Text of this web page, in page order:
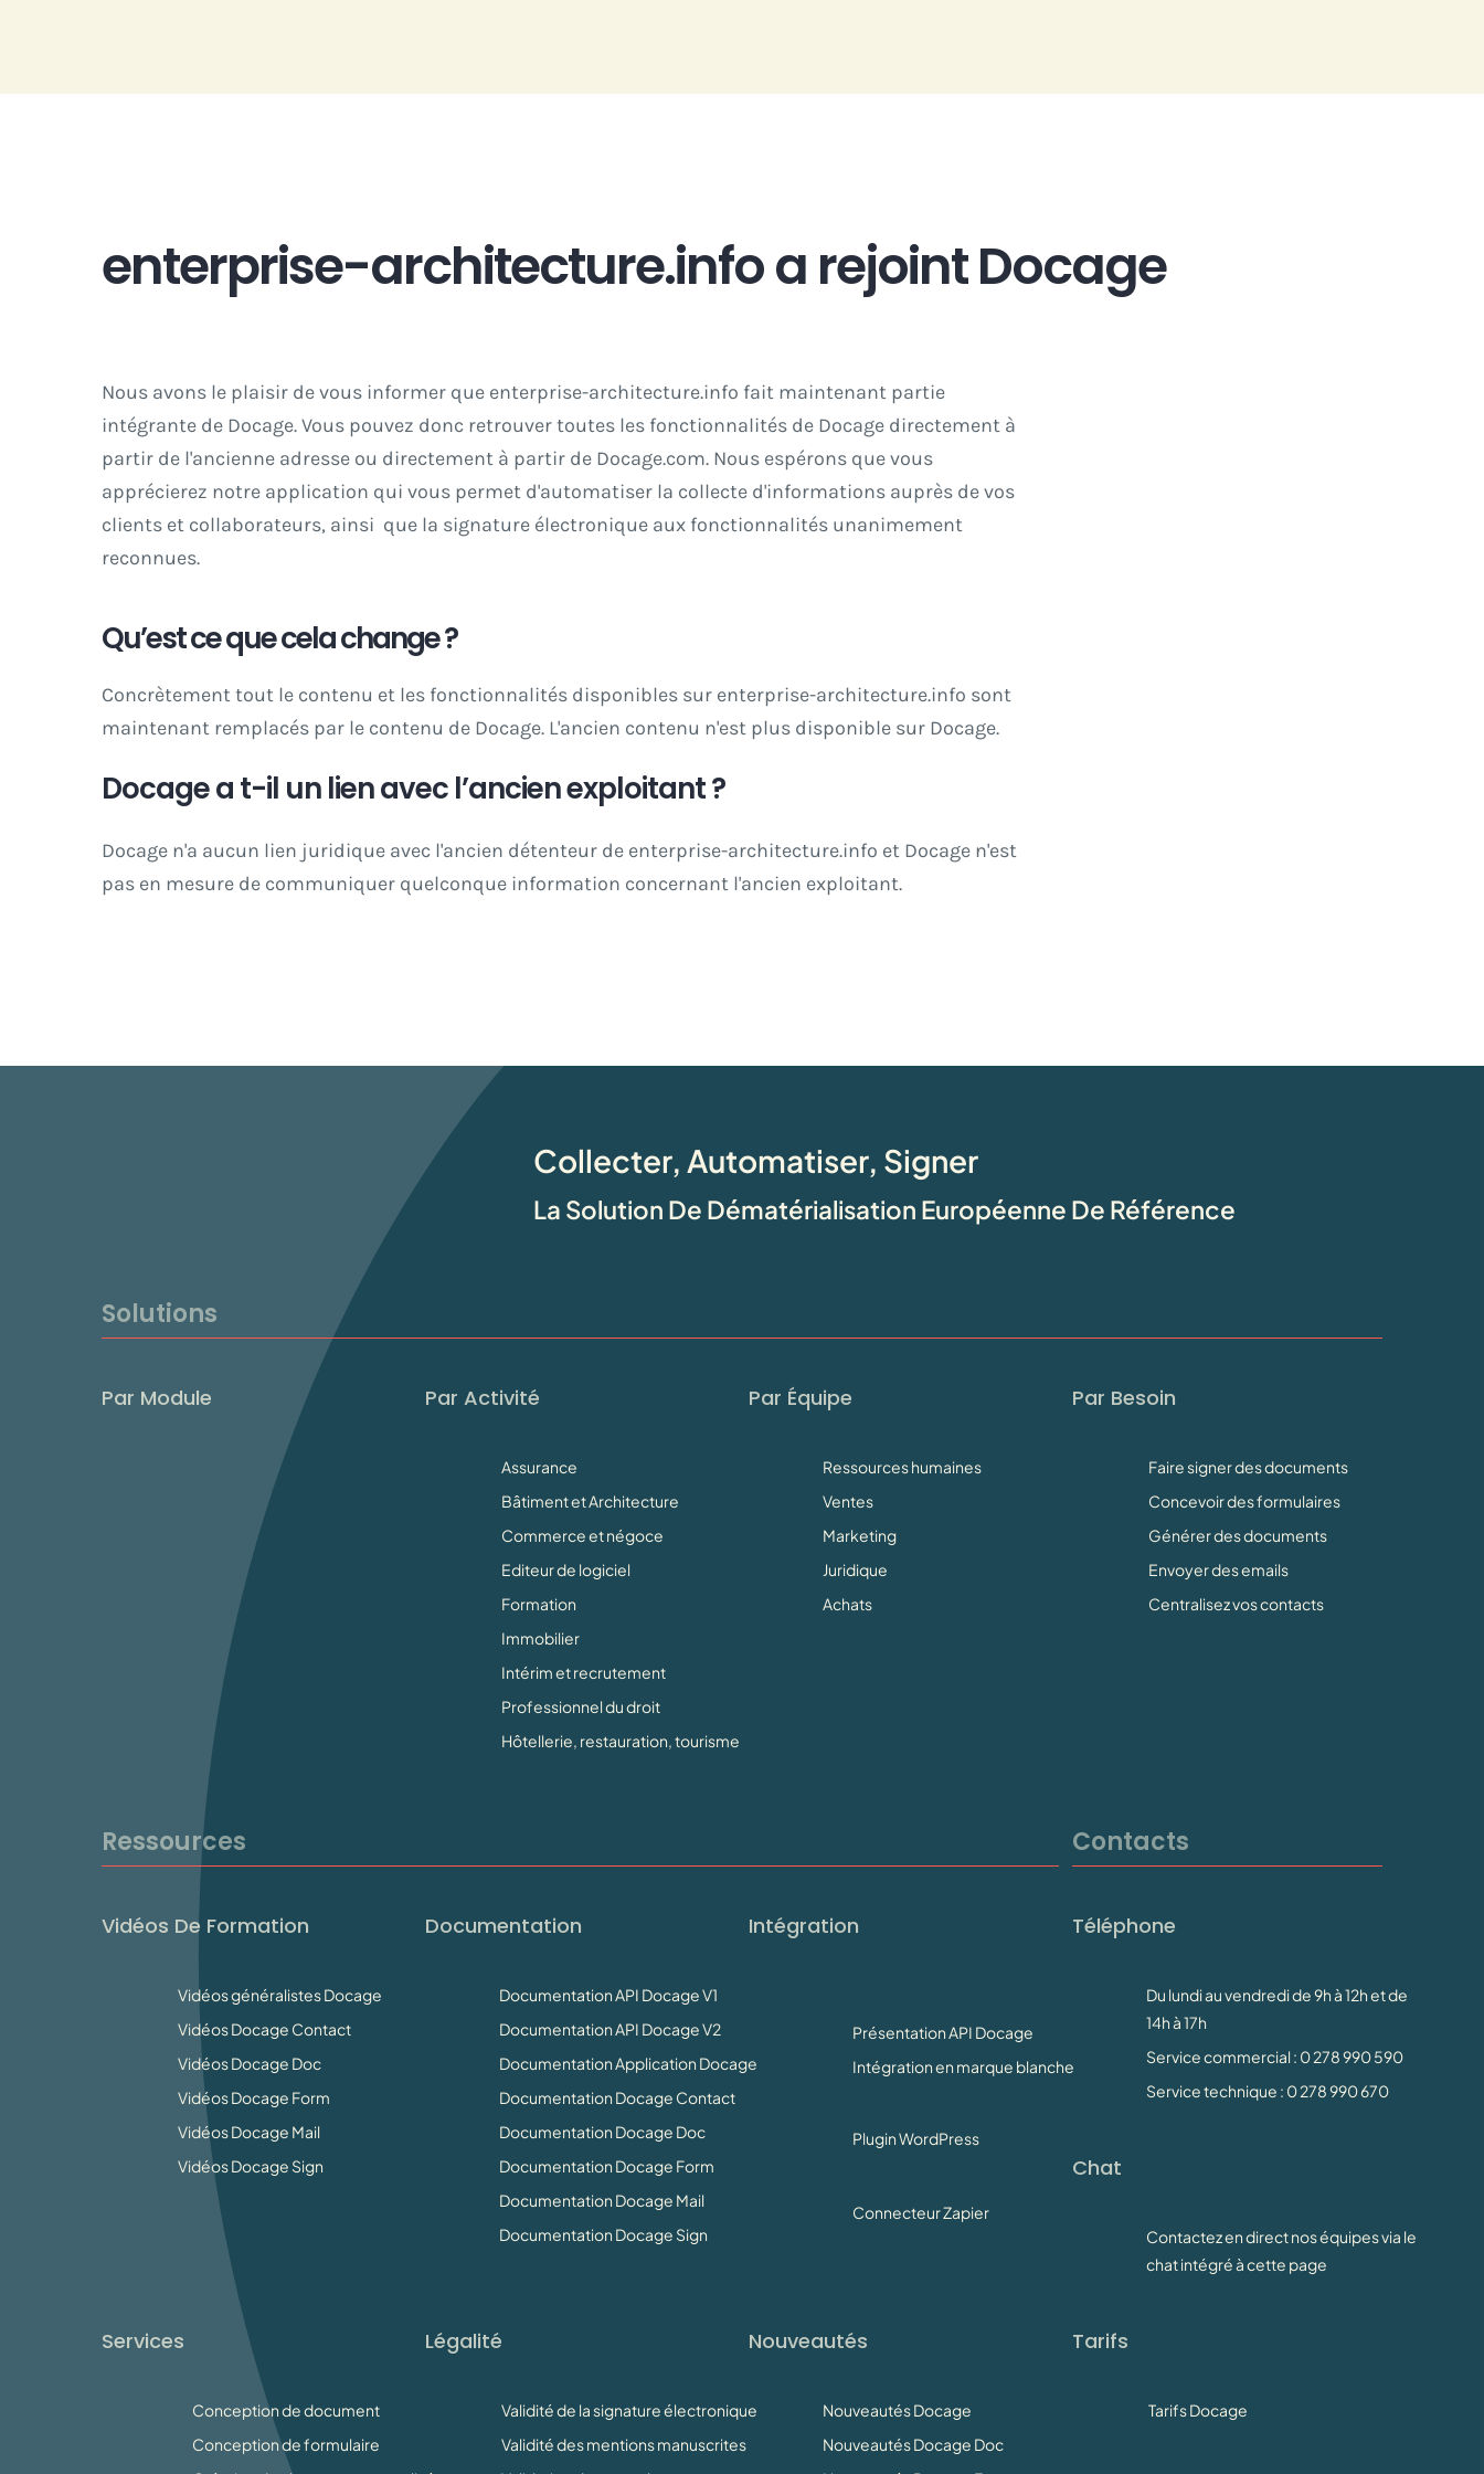
enterprise-architecture.info a rejoint Docage
Nous avons le plaisir de vous informer que enterprise-architecture.info fait maintenant partie
intégrante de Docage. Vous pouvez donc retrouver toutes les fonctionnalités de Docage directement à
partir de l'ancienne adresse ou directement à partir de Docage.com. Nous espérons que vous
apprécierez notre application qui vous permet d'automatiser la collecte d'informations auprès de vos
clients et collaborateurs, ainsi que la signature électronique aux fonctionnalités unanimement
reconnues.
Qu’est ce que cela change ?
Concrètement tout le contenu et les fonctionnalités disponibles sur enterprise-architecture.info sont
maintenant remplacés par le contenu de Docage. L'ancien contenu n'est plus disponible sur Docage.
Docage a t-il un lien avec l’ancien exploitant ?
Docage n'a aucun lien juridique avec l'ancien détenteur de enterprise-architecture.info et Docage n'est
pas en mesure de communiquer quelconque information concernant l'ancien exploitant.
Collecter, Automatiser, Signer
La Solution De Dématérialisation Européenne De Référence
Solutions
Par Module Par Activité
Assurance
Bâtiment et Architecture
Commerce et négoce
Editeur de logiciel
Formation
Immobilier
Intérim et recrutement
Professionnel du droit
Hôtellerie, restauration, tourisme
Par Équipe
Ressources humaines
Ventes
Marketing
Juridique
Achats
Par Besoin
Faire signer des documents
Concevoir des formulaires
Générer des documents
Envoyer des emails
Centralisez vos contacts
Ressources Contacts
Vidéos De Formation
Vidéos généralistes Docage
Vidéos Docage Contact
Vidéos Docage Doc
Vidéos Docage Form
Vidéos Docage Mail
Vidéos Docage Sign
Documentation
Documentation API Docage V1
Documentation API Docage V2
Documentation Application Docage
Documentation Docage Contact
Documentation Docage Doc
Documentation Docage Form
Documentation Docage Mail
Documentation Docage Sign
Intégration
Présentation API Docage
Intégration en marque blanche
Plugin WordPress
Connecteur Zapier
Téléphone
Du lundi au vendredi de 9h à 12h et de
14h à 17h
Service commercial : 0 278 990 590
Service technique : 0 278 990 670
Chat
Contactez en direct nos équipes via le
chat intégré à cette page
Services
Conception de document
Conception de formulaire
Légalité
Validité de la signature électronique
Validité des mentions manuscrites
Nouveautés
Nouveautés Docage
Nouveautés Docage Doc
Tarifs
Tarifs Docage